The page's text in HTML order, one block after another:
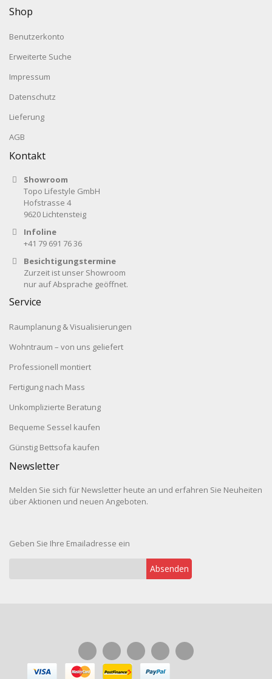
Shop
Benutzerkonto
Erweiterte Suche
Impressum
Datenschutz
Lieferung
AGB
Kontakt
Showroom
Topo Lifestyle GmbH
Hofstrasse 4
9620 Lichtensteig
Infoline
+41 79 691 76 36
Besichtigungstermine
Zurzeit ist unser Showroom
nur auf Absprache geöffnet.
Service
Raumplanung & Visualisierungen
Wohntraum – von uns geliefert
Professionell montiert
Fertigung nach Mass
Unkomplizierte Beratung
Bequeme Sessel kaufen
Günstig Bettsofa kaufen
Newsletter
Melden Sie sich für Newsletter heute an und erfahren Sie Neuheiten
über Aktionen und neuen Angeboten.
Geben Sie Ihre Emailadresse ein
Absenden